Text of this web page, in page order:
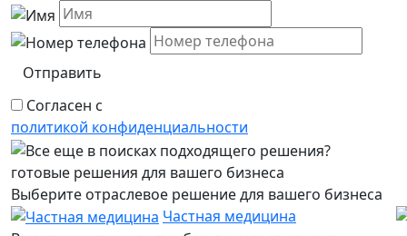
Отправить
Согласен с
политикой конфиденциальности
готовые решения для вашего бизнеса
Выберите отраслевое решение для вашего бизнеса
Частная медицина